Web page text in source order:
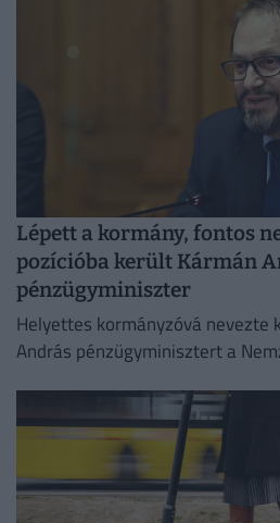
Lépett a kormány, fontos
pozícióba került Kármán
pénzügyminiszter
Helyettes kormányzóvá nevezte
András pénzügyminisztert a